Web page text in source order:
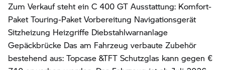
Zum Verkauf steht ein C 400 GT Ausstattung: Komfort-
Paket Touring-Paket Vorbereitung Navigationsgerät
Sitzheizung Heizgriffe Diebstahlwarnanlage
Gepäckbrücke Das am Fahrzeug verbaute Zubehör
bestehend aus: Topcase &TFT Schutzglas kann gegen €